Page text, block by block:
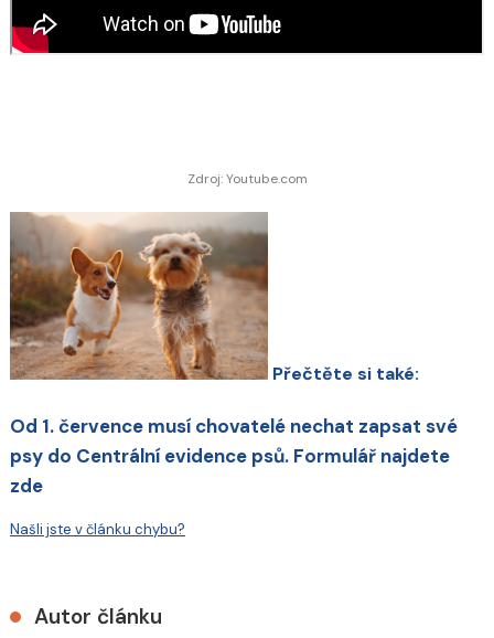
Zdroj: Youtube.com
Přečtěte si také:
Od 1. července musí chovatelé nechat zapsat své
psy do Centrální evidence psů. Formulář najdete
zde
Našli jste v článku chybu?
Autor článku